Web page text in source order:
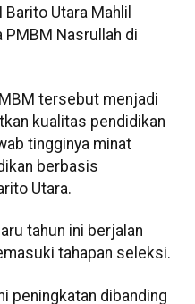
Utara Mahlil
PMBM Nasrullah di
tersebut menjadi
kualitas pendidikan
tingginya minat
berbasis
Utara.
tahun ini berjalan
tahapan seleksi.
peningkatan dibanding